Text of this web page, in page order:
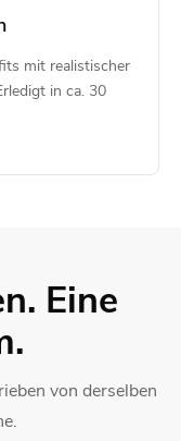
mit realistischer
in ca. 30
Eine
von derselben